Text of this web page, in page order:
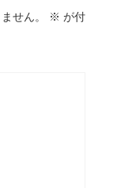
せん。 ※ が付